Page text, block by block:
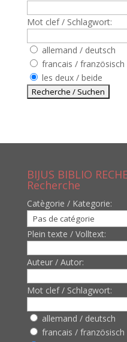
Mot clef / Schlagwort:
allemand / deutsch
francais / französisch
les deux / beide
BIJUS BIBLIO
Recherche
Catègorie / Kategorie:
Plein texte / Volltext:
Auteur / Autor:
Mot clef / Schlagwort:
allemand / deutsch
francais / französisch